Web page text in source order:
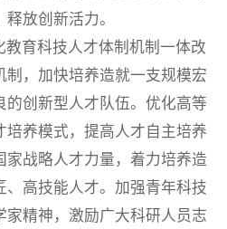
放创新活力。
教育科技人才体制机制一体改
制，加快培养造就一支规模宏
的创新型人才队伍。优化高等
培养模式，提高人才自主培养
家战略人才力量，着力培养造
、高技能人才。加强青年科技
家精神，激励广大科研人员志